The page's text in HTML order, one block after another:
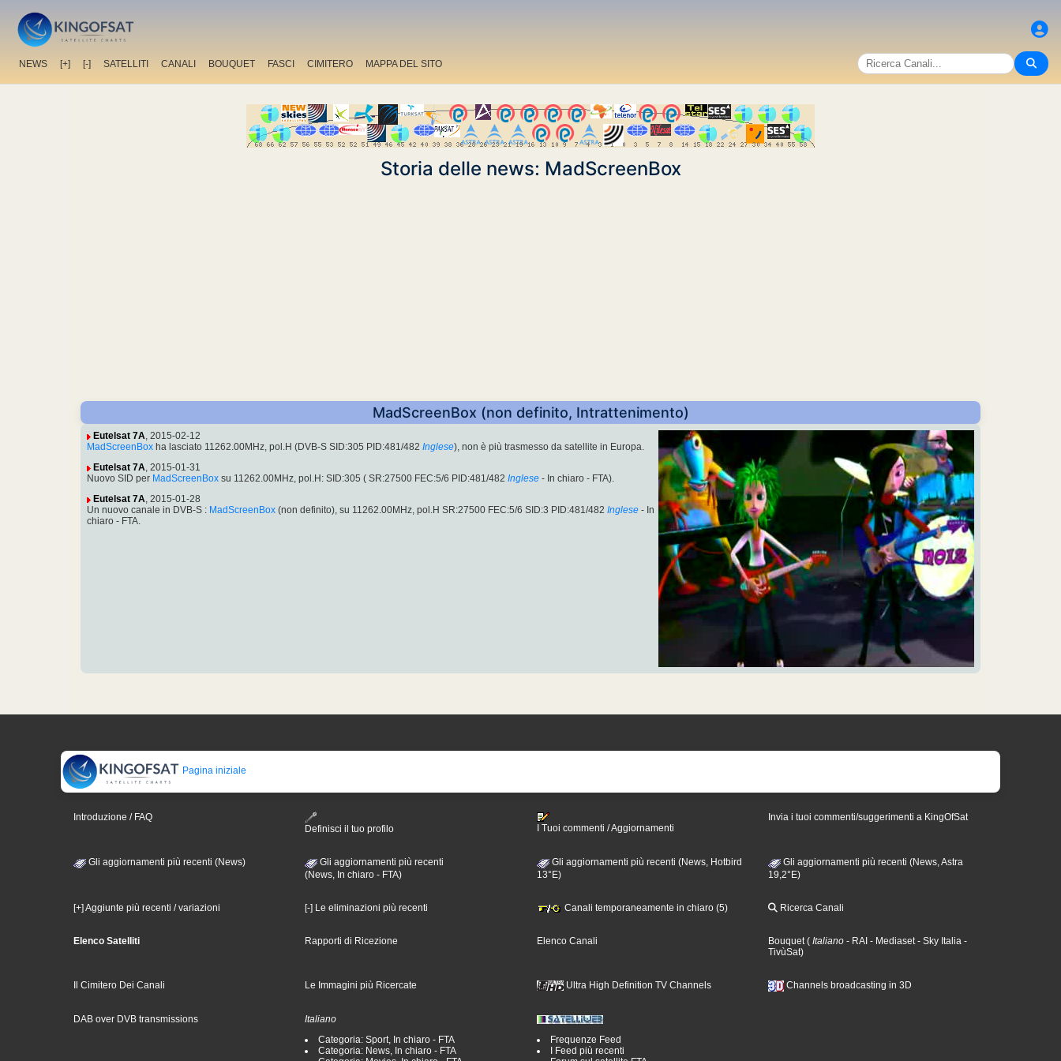
NEWS [+] [-] SATELLITI CANALI BOUQUET FASCI CIMITERO MAPPA DEL SITO
Storia delle news: MadScreenBox
MadScreenBox (non definito, Intrattenimento)
Eutelsat 7A, 2015-02-12
MadScreenBox ha lasciato 11262.00MHz, pol.H (DVB-S SID:305 PID:481/482 Inglese), non è più trasmesso da satellite in Europa.
Eutelsat 7A, 2015-01-31
Nuovo SID per MadScreenBox su 11262.00MHz, pol.H: SID:305 ( SR:27500 FEC:5/6 PID:481/482 Inglese - In chiaro - FTA).
Eutelsat 7A, 2015-01-28
Un nuovo canale in DVB-S : MadScreenBox (non definito), su 11262.00MHz, pol.H SR:27500 FEC:5/6 SID:3 PID:481/482 Inglese - In
chiaro - FTA.
Pagina iniziale
Introduzione / FAQ
Definisci il tuo profilo
I Tuoi commenti / Aggiornamenti
Invia i tuoi commenti/suggerimenti a KingOfSat
Gli aggiornamenti più recenti (News)
Gli aggiornamenti più recenti
(News, In chiaro - FTA)
Gli aggiornamenti più recenti (News, Hotbird
13°E)
Gli aggiornamenti più recenti (News, Astra
19,2°E)
[+] Aggiunte più recenti / variazioni [-] Le eliminazioni più recenti Canali temporaneamente in chiaro (5) Ricerca Canali
Elenco Satelliti Rapporti di Ricezione Elenco Canali Bouquet( Italiano - RAI - Mediaset- Sky Italia -
TivùSat)
Il Cimitero Dei Canali Le Immagini più Ricercate Ultra High Definition TV Channels Channels broadcasting in 3D
DAB over DVB transmissions
Italiano
Categoria: Sport, In chiaro - FTA
Categoria: News, In chiaro - FTA
Frequenze Feed
I Feed più recenti